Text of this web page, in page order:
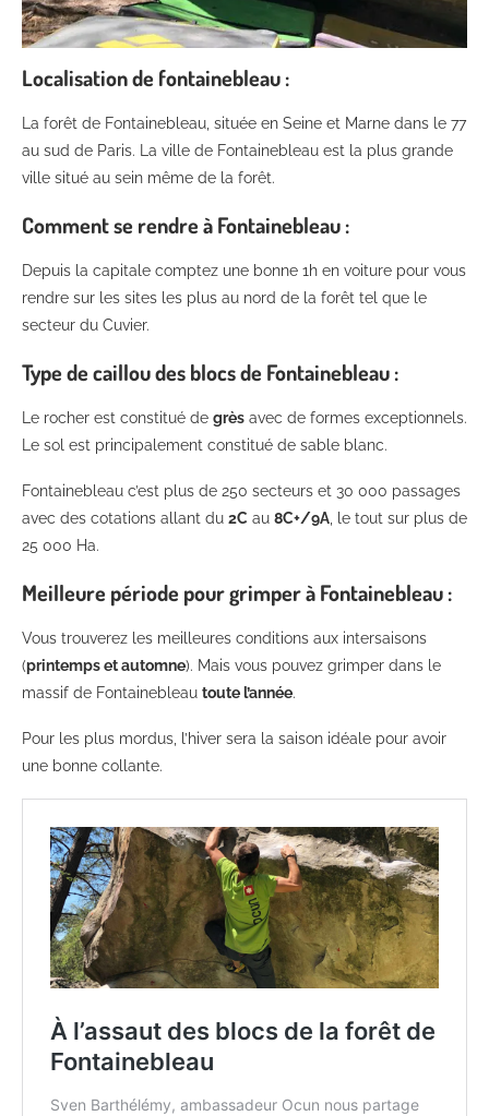
Localisation de fontainebleau :
La forêt de Fontainebleau, située en Seine et Marne dans le 77
au sud de Paris. La ville de Fontainebleau est la plus grande
ville situé au sein même de la forêt.
Comment se rendre à Fontainebleau :
Depuis la capitale comptez une bonne 1h en voiture pour vous
rendre sur les sites les plus au nord de la forêt tel que le
secteur du Cuvier.
Type de caillou des blocs de Fontainebleau :
Le rocher est constitué de grès avec de formes exceptionnels.
Le sol est principalement constitué de sable blanc.
Fontainebleau c’est plus de 250 secteurs et 30 000 passages
avec des cotations allant du 2C au 8C+/9A , le tout sur plus de
25 000 Ha.
Meilleure période pour grimper à Fontainebleau :
Vous trouverez les meilleures conditions aux intersaisons
(printemps et automne). Mais vous pouvez grimper dans le
massif de Fontainebleau toute l’année.
Pour les plus mordus, l’hiver sera la saison idéale pour avoir
une bonne collante.